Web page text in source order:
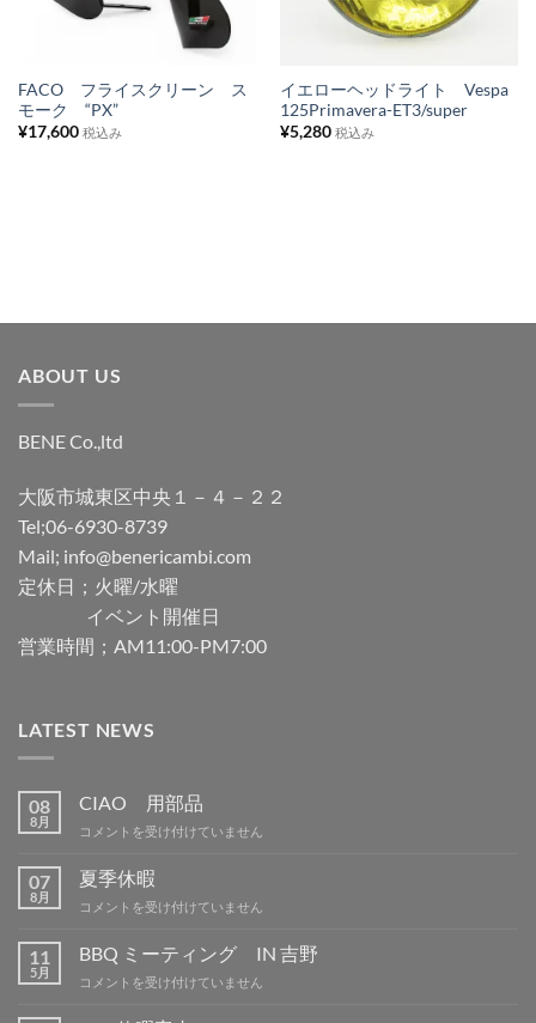
り
リ
ス
FACO フライスクリーン ス
モーク “PX”
¥17,600 税込み
り
ス
ト
イエローヘッドライト Vespa
125Primavera-ET3/super
¥5,280 税込み
ABOUT US
BENE Co.,ltd
大阪市城東区中央１－４－２２
Tel;06-6930-8739
Mail; info@benericambi.com
定休日；火曜/水曜
イベント開催日
営業時間；AM11:00-PM7:00
LATEST NEWS
08
8月
CIAO 用部品
CIAO
部
品
は
コメントを受け付けていません
07
8月
夏季休暇
夏
休
は
コメントを受け付けていません
11
5月
BBQ ミーティング IN 吉野
BBQ
コメントを受け付けていません